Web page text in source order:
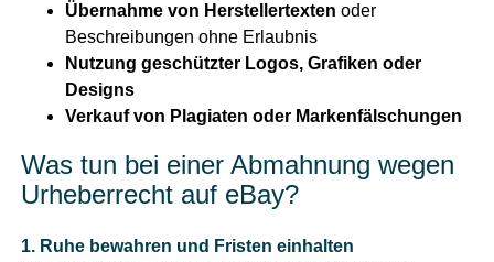
Übernahme von Herstellertexten oder
Beschreibungen ohne Erlaubnis
Nutzung geschützter Logos, Grafiken oder
Designs
Verkauf von Plagiaten oder Markenfälschungen
Was tun bei einer Abmahnung wegen
Urheberrecht auf eBay?
1. Ruhe bewahren und Fristen einhalten